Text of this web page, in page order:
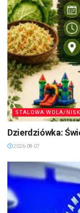
STALOWA WOLA/
Dzierdziówka:
2026-08-07